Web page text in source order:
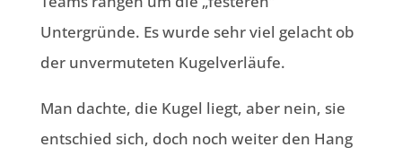
Untergründe. Es wurde sehr viel gelacht ob
der unvermuteten Kugelverläufe.
Man dachte, die Kugel liegt, aber nein, sie
entschied sich, doch noch weiter den Hang